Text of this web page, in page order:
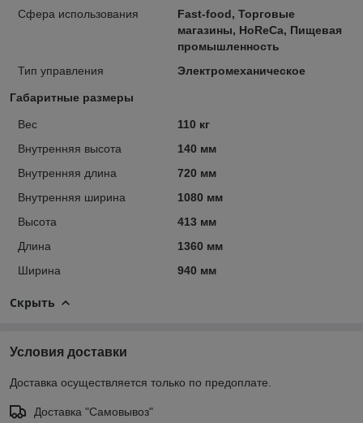
Сфера использования
Fast-food, Торговые
магазины, HoReCa, Пищевая
промышленность
Тип управления
Электромеханическое
Габаритные размеры
Вес
110 кг
Внутренняя высота
140 мм
Внутренняя длина
720 мм
Внутренняя ширина
1080 мм
Высота
413 мм
Длина
1360 мм
Ширина
940 мм
Скрыть
Условия доставки
Доставка осуществляется только по предоплате.
Доставка "Самовывоз"